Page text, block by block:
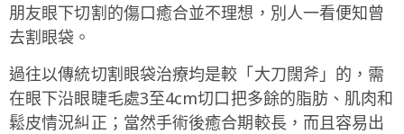
朋友眼下切割的傷口癒合並不理想，別人一看便知曾
去割眼袋。
過往以傳統切割眼袋治療均是較「大刀闊斧」的，需
在眼下沿眼睫毛處3至4cm切口把多餘的脂肪、肌肉和
鬆皮情況糾正；當然手術後癒合期較長，而且容易出